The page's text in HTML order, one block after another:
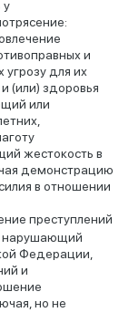
у
и
для их
(или) здоровья
или
жестокость в
демонстрацию
в отношении
преступлений
нарушающий
Федерации,
и
но не